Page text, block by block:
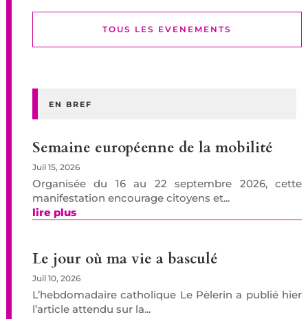
TOUS LES EVENEMENTS
EN BREF
Semaine européenne de la mobilité
Juil 15, 2026
Organisée du 16 au 22 septembre 2026, cette
manifestation encourage citoyens et...
lire plus
Le jour où ma vie a basculé
Juil 10, 2026
L’hebdomadaire catholique Le Pèlerin a publié hier
l’article attendu sur la...